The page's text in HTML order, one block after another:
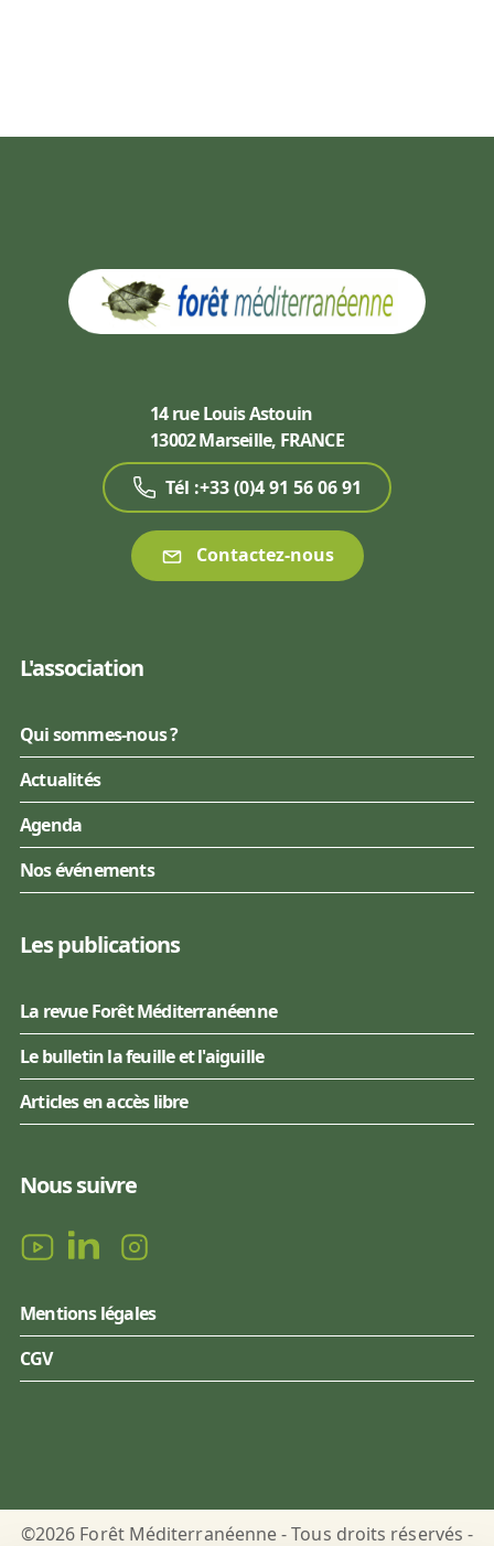
14 rue Louis Astouin
13002 Marseille, FRANCE
Tél :+33 (0)4 91 56 06 91
Contactez-nous
L'association
Qui sommes-nous ?
Actualités
Agenda
Nos événements
Les publications
La revue Forêt Méditerranéenne
Le bulletin la feuille et l'aiguille
Articles en accès libre
Nous suivre
Mentions légales
CGV
©2026 Forêt Méditerranéenne - Tous droits réservés -